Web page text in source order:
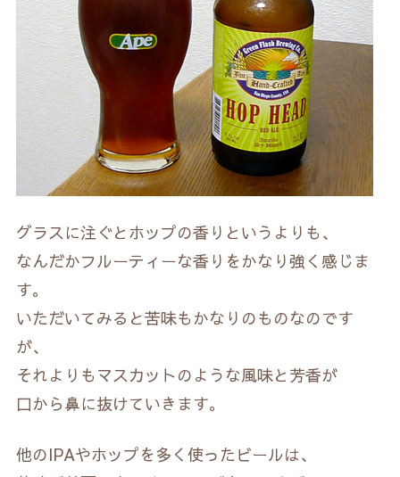
グラスに注ぐとホップの香りというよりも、
なんだかフルーティーな香りをかなり強く感じま
す。
いただいてみると苦味もかなりのものなのです
が、
それよりもマスカットのような風味と芳香が
口から鼻に抜けていきます。
他のIPAやホップを多く使ったビールは、